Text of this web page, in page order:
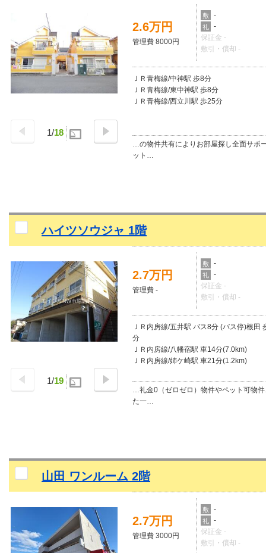
1/18
2.6万円
管理費 8000円
敷 -
礼
-
保証金 -
敷引・償却 -
ＪＲ青梅線/中神駅 歩8分
ＪＲ青梅線/東中神駅 歩8分
ＪＲ青梅線/西立川駅 歩25分
…の物件共有によりお部屋探し全面サポ
ット…
ハイツソウジャ 1階
1/19
2.7万円
管理費 -
敷 -
礼
-
保証金 -
敷引・償却 -
ＪＲ内房線/五井駅 バス8分 (バス停)根田
分
ＪＲ内房線/八幡宿駅 車14分(7.0km)
ＪＲ内房線/姉ケ崎駅 車21分(1.2km)
…礼金0（ゼロゼロ）物件やペット可物件
た一…
山田 ワンルーム 2階
2.7万円
管理費 3000円
敷 -
礼
-
保証金 -
敷引・償却 -